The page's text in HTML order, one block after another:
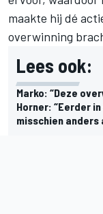
maakte hij dé
overwinning
Lees ook:
Marko: “Deze
Horner: “Eerder
misschien anders